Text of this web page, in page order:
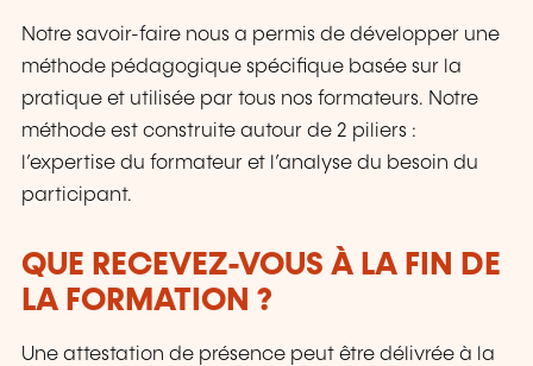
Notre savoir-faire nous a permis de développer une
méthode pédagogique spécifique basée sur la
pratique et utilisée par tous nos formateurs. Notre
méthode est construite autour de 2 piliers :
l’expertise du formateur et l’analyse du besoin du
participant.
QUE RECEVEZ-VOUS À LA FIN DE
LA FORMATION ?
Une attestation de présence peut être délivrée à la